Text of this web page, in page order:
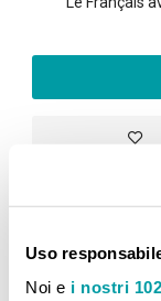
Uso
Noi e i nostri
CONFRONTA